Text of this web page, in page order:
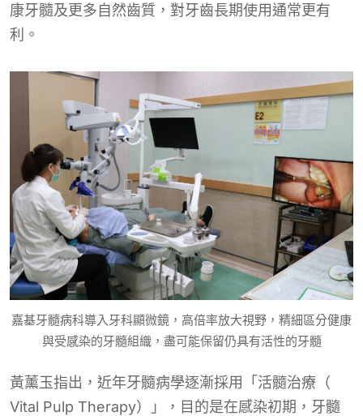
康牙髓及更多自然齒質，對牙齒長期使用通常更有
利。
嘉基牙髓病科導入牙科顯微鏡，高倍率放大視野，精細區分健康
與受感染的牙髓組織，盡可能保留仍具有活性的牙髓
黃薰玉指出，近年牙髓病學逐漸採用
「活髓治療（
Vital Pulp Therapy）」，目的是在感染初期， 牙髓